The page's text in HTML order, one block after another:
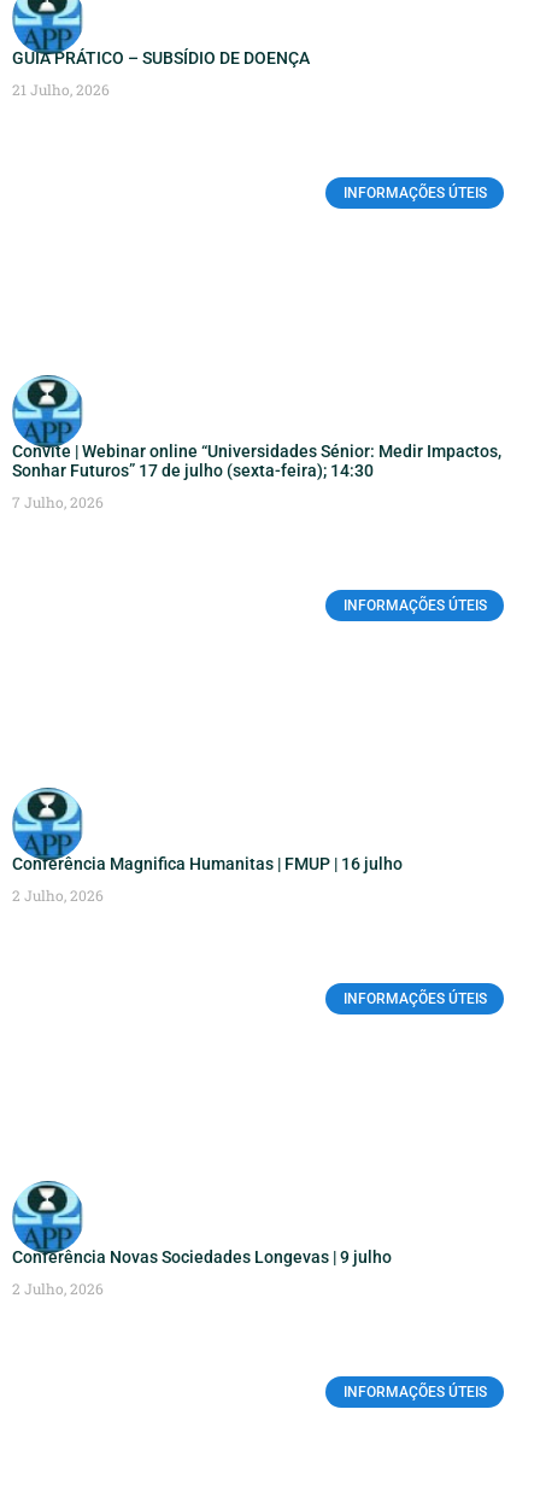
GUIA PRÁTICO – SUBSÍDIO DE DOENÇA
21 Julho, 2026
INFORMAÇÕES ÚTEIS
Convite | Webinar online “Universidades Sénior: Medir Impactos,
Sonhar Futuros” 17 de julho (sexta-feira); 14:30
7 Julho, 2026
INFORMAÇÕES ÚTEIS
Conferência Magnifica Humanitas | FMUP | 16 julho
2 Julho, 2026
INFORMAÇÕES ÚTEIS
Conferência Novas Sociedades Longevas | 9 julho
2 Julho, 2026
INFORMAÇÕES ÚTEIS